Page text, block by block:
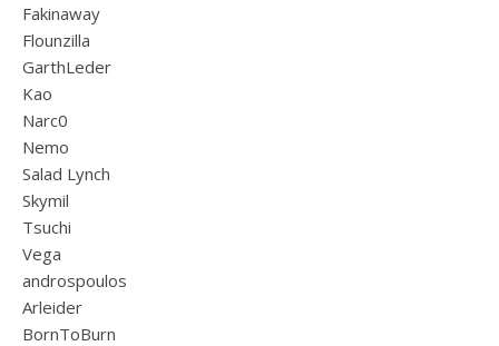
Fakinaway
Flounzilla
GarthLeder
Kao
Narc0
Nemo
Salad Lynch
Skymil
Tsuchi
Vega
androspoulos
Arleider
BornToBurn